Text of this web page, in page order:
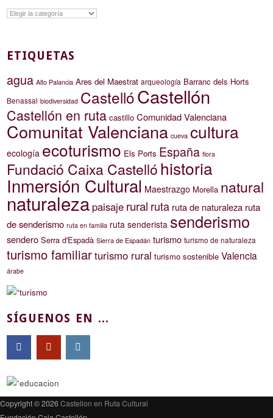
Categorías
ETIQUETAS
agua Alto Palancia Ares del Maestrat arqueología Barranc dels Horts
Benassal biodiversidad CastellóCastellón
Castellón en ruta castillo Comunidad Valenciana
Comunitat Valenciana cueva cultura
ecología ecoturismo Els Ports España flora
Fundació Caixa Castellóhistoria
Inmersión Cultural Maestrazgo Morella natural
naturaleza paisaje rural ruta ruta de naturaleza ruta
de senderismo ruta en familia ruta senderista senderismo
sendero Serra d'Espadà Sierra de Espadán turismo turismo de naturaleza
turismo familiarturismo rural turismo sostenible Valencia
árabe
SÍGUENOS EN ...
Copyright © 2026Castellon en Ruta Cultural